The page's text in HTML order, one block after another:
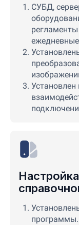
СУБД,
программы.